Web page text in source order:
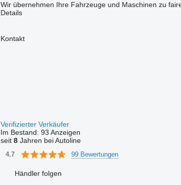
Wir übernehmen Ihre Fahrzeuge und Maschinen zu
Details
Kontakt
Verifizierter Verkäufer
Im Bestand: 93 Anzeigen
seit 8Jahren bei Autoline
4.7 99 Bewertungen
Händler folgen